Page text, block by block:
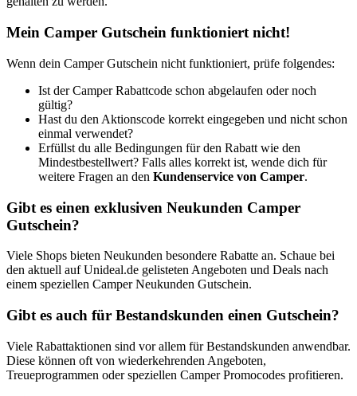
Mein Camper Gutschein funktioniert nicht!
Wenn dein Camper Gutschein nicht funktioniert, prüfe folgendes:
Ist der Camper Rabattcode schon abgelaufen oder noch
gültig?
Hast du den Aktionscode korrekt eingegeben und nicht schon
einmal verwendet?
Erfüllst du alle Bedingungen für den Rabatt wie den
Mindestbestellwert? Falls alles korrekt ist, wende dich für
weitere Fragen an den Kundenservice von Camper.
Gibt es einen exklusiven Neukunden Camper
Gutschein?
Viele Shops bieten Neukunden besondere Rabatte an. Schaue bei
den aktuell auf Unideal.de gelisteten Angeboten und Deals nach
einem speziellen Camper Neukunden Gutschein.
Gibt es auch für Bestandskunden einen Gutschein?
Viele Rabattaktionen sind vor allem für Bestandskunden anwendbar.
Diese können oft von wiederkehrenden Angeboten,
Treueprogrammen oder speziellen Camper Promocodes profitieren.